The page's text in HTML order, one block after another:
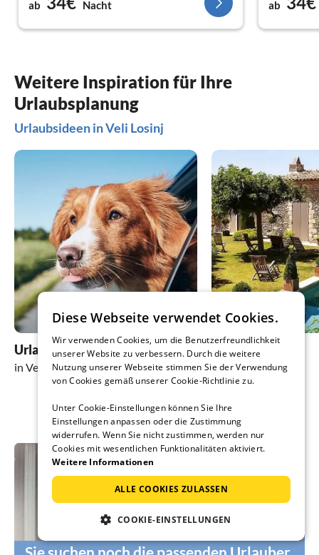
ab Nacht ab
Weitere Inspiration für Ihre
Urlaubsplanung
Urlaubsideen in Veli Losinj
Urlaub mit Hund
in Veli Losinj
Urlaub mit Pool
in Veli Losinj
Diese Webseite verwendet Cookies.
Wir verwenden Cookies, um die Benutzerfreundlichkeit
unserer Website zu verbessern. Durch die weitere
Nutzung unserer Webseite stimmen Sie der Verwendung
von Cookies gemäß unserer Cookie-Richtlinie zu.
Unter Cookie-Einstellungen können Sie Ihre
Einstellungen anpassen oder die Zustimmung
widerrufen. Wenn Sie nicht zustimmen, werden nur
Cookies mit wesentlichen Funktionalitäten aktiviert.
Weitere Informationen
ALLE COOKIES ZULASSEN
COOKIE-EINSTELLUNGEN